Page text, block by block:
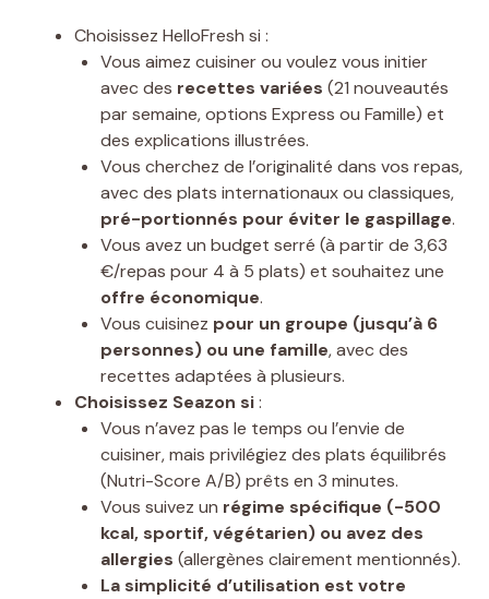
Choisissez HelloFresh si :
Vous aimez cuisiner ou voulez vous initier
avec des recettes variées (21 nouveautés
par semaine, options Express ou Famille) et
des explications illustrées.
Vous cherchez de l’originalité dans vos repas,
avec des plats internationaux ou classiques,
pré-portionnés pour éviter le gaspillage.
Vous avez un budget serré (à partir de 3,63
€/repas pour 4 à 5 plats) et souhaitez une
offre économique.
Vous cuisinez pour un groupe (jusqu’à 6
personnes) ou une famille, avec des
recettes adaptées à plusieurs.
Choisissez Seazon si:
Vous n’avez pas le temps ou l’envie de
cuisiner, mais privilégiez des plats équilibrés
(Nutri-Score A/B) prêts en 3 minutes.
Vous suivez un régime spécifique (-500
kcal, sportif, végétarien) ou avez des
allergies (allergènes clairement mentionnés).
La simplicité d’utilisation est votre